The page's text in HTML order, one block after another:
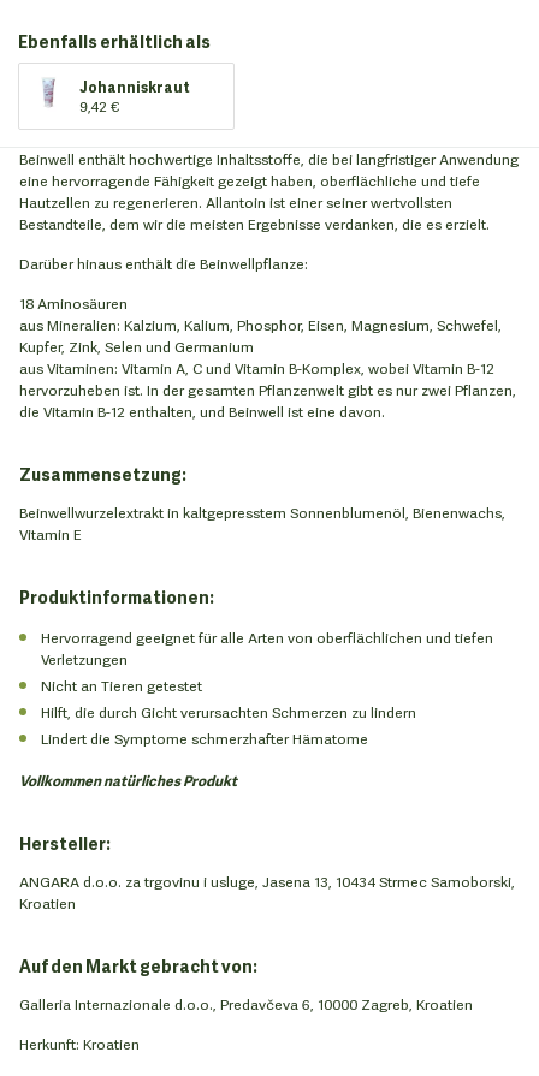
Ebenfalls erhältlich als
Johanniskraut
9,42 €
Beinwell enthält hochwertige Inhaltsstoffe, die bei langfristiger Anwendung
eine hervorragende Fähigkeit gezeigt haben, oberflächliche und tiefe
Hautzellen zu regenerieren. Allantoin ist einer seiner wertvollsten
Bestandteile, dem wir die meisten Ergebnisse verdanken, die es erzielt.
Darüber hinaus enthält die Beinwellpflanze:
18 Aminosäuren
aus Mineralien: Kalzium, Kalium, Phosphor, Eisen, Magnesium, Schwefel,
Kupfer, Zink, Selen und Germanium
aus Vitaminen: Vitamin A, C und Vitamin B-Komplex, wobei Vitamin B-12
hervorzuheben ist. In der gesamten Pflanzenwelt gibt es nur zwei Pflanzen,
die Vitamin B-12 enthalten, und Beinwell ist eine davon.
Zusammensetzung:
Beinwellwurzelextrakt in kaltgepresstem Sonnenblumenöl, Bienenwachs,
Vitamin E
Produktinformationen:
Hervorragend geeignet für alle Arten von oberflächlichen und tiefen
Verletzungen
Nicht an Tieren getestet
Hilft, die durch Gicht verursachten Schmerzen zu lindern
Lindert die Symptome schmerzhafter Hämatome
Vollkommen natürliches Produkt
Hersteller:
ANGARA d.o.o. za trgovinu i usluge, Jasena 13, 10434 Strmec Samoborski,
Kroatien
Auf den Markt gebracht von:
Galleria Internazionale d.o.o., Predavčeva 6, 10000 Zagreb, Kroatien
Herkunft: Kroatien